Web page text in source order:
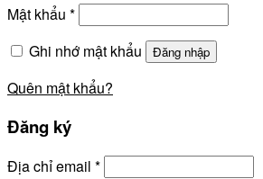
Mật khẩu *
Ghi nhớ mật khẩu
Đăng nhập
Quên mật khẩu?
Đăng ký
Địa chỉ email *